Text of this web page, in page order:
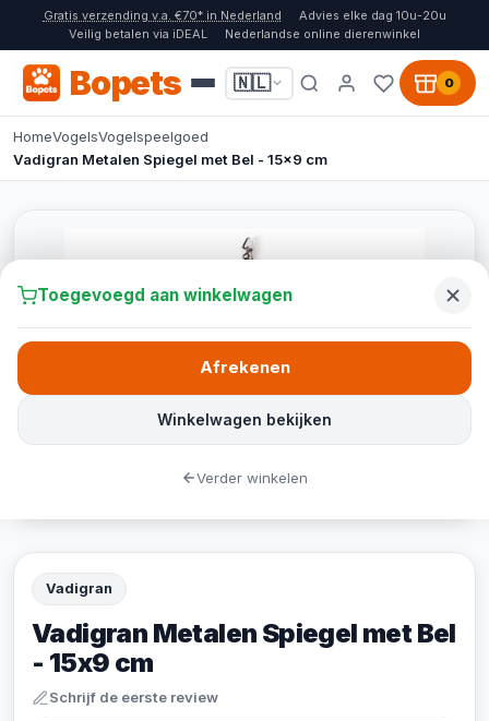
Gratis verzending v.a. €70* in Nederland
Advies elke dag 10u-20u
Veilig betalen via iDEAL
Nederlandse online dierenwinkel
Bopets 🇳🇱 0
HomeVogelsVogelspeelgoed
Vadigran Metalen Spiegel met Bel - 15x9 cm
Vadigran
Vadigran Metalen Spiegel met Bel
- 15x9 cm
Schrijf de eerste review
Toegevoegd aan winkelwagen
Winkelwagen bekijken
Afrekenen
Verder winkelen